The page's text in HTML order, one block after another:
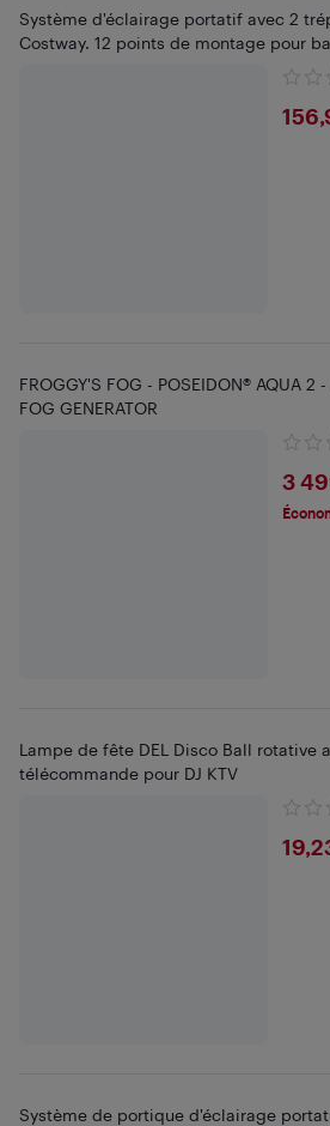
Système d'éclairage portatif avec 2
Costway. 12 points de montage pour
FROGGY'S FOG - POSEIDON® AQUA 2
FOG GENERATOR
3
Lampe de fête DEL Disco Ball rotative
télécommande pour DJ KTV
Système de portique d'éclairage